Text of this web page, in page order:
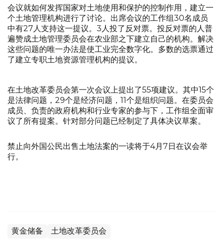
会议就如何发挥国家对土地使用和保护的控制作用，建立一
个土地管理机构进行了讨论。出席会议的工作组30名成员
中有27人支持这一提议。3人投了反对票。投反对票的人普
遍赞成土地管理委员会在农业部之下建立自己的机构。解决
这些问题的唯一办法是使工业完全数字化。多数的选票通过
了建立专职土地资源管理机构的提议。
在土地改革委员会第一次会议上提出了55项建议。其中15个
是法律问题，29个是经济问题，11个是组织问题。在委员会
成员、负责的政府机构和行业专家的参与下，工作组全面审
议了所有提案。针对部分问题已经制定了具体决议草案。
禁止向外国公民出售土地法案的一读将于4月7日在议会举
行。
黄金储备 土地改革委员会